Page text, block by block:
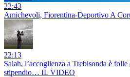
22:43
Amichevoli, Fiorentina-Deportivo A
22:13
Salah, l’accoglienza a Trebisonda è
stipendio… IL VIDEO